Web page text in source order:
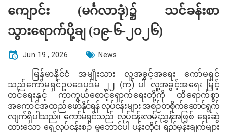
ကျောင်း (မင်္ဂလာဒုံ)၌ သင်ခန်းစာ
သွားရောက်ပို့ချ (၁၉-၆-၂၀၂၆)
Jun 19 , 2026 News
မြန်မာနိုင်ငံ အမျိုးသား လူ့အခွင့်အရေး ကော်မရှင်
သည်ကော်မရှင်ဥပဒေပုဒ်မ ၂၂ (က) ပါ လူ့အခွင့်အရေး မြှင့်
တင်ရေးနှင့် ကာကွယ်စောင့်ရှောက်ရေးတို့ကို ထိရောက်စွာ
အကောင်အထည်ဖော်နိုင်ရန် လုပ်ငန်းများ အစဉ်တစိုက်ဆောင်ရွက်
လျက်ရှိပါသည်။ ကော်မရှင်သည် လုပ်ငန်းလမ်းညွှန်အဖြစ် ရေးဆွဲ
ထားသော ရှေ့လုပ်ငန်းစဉ် မူဘောင်ပါ ပန်းတိုင်၊ ရည်မှန်းချက်များ